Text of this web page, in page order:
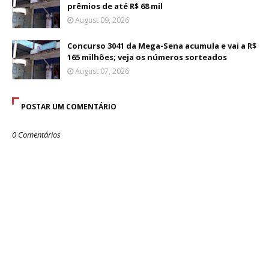
prêmios de até R$ 68 mil
August 09, 2026
Concurso 3041 da Mega-Sena acumula e vai a R$
165 milhões; veja os números sorteados
August 07, 2026
POSTAR UM COMENTÁRIO
0 Comentários